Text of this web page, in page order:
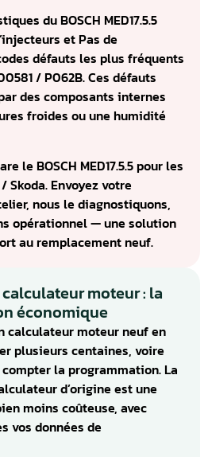
du BOSCH MED17.5.5
et Pas de
défauts les plus fréquents
/ P062B. Ces défauts
des composants internes
froides ou une humidité
le BOSCH MED17.5.5 pour les
Envoyez votre
nous le diagnostiquons,
opérationnel — une solution
au remplacement neuf.
moteur : la
économique
calculateur moteur neuf en
plusieurs centaines, voire
la programmation. La
d’origine est une
moins coûteuse, avec
vos données de